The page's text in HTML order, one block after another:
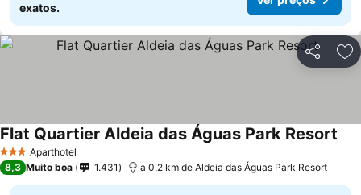
exatos.
Partilhar
3 EstrelasAparthotel
Flat Quartier Aldeia das Águas Park Resort
8,3 Muito boa 1.431 a 0.2 km de Aldeia das Águas Park Resort